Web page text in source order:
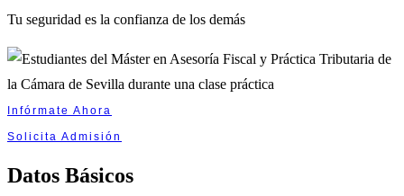
Tu seguridad es la confianza de los demás
Infórmate Ahora
Solicita Admisión
Datos Básicos